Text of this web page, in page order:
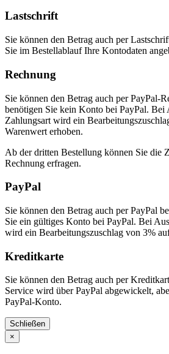
Lastschrift
Sie können den Betrag auch per
Sie im Bestellablauf Ihre Kontodaten
Rechnung
Sie können den Betrag auch per PayPal-
benötigen Sie kein Konto bei PayPal. Bei
Zahlungsart wird ein
Warenwert erhoben.
Ab der dritten Bestellung können Sie die
Rechnung erfragen.
PayPal
Sie können den Betrag auch per PayPal
Sie ein gültiges Konto bei PayPal. Bei
wird ein Bearbeitungszuschlag von 3%
Kreditkarte
Sie können den Betrag auch per
Service wird über PayPal abgewickelt,
PayPal-Konto.
Schließen
×